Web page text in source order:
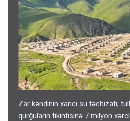
Zar kəndinin xarici su təchizatı,
qurğuların tikintisinə 7 milyon